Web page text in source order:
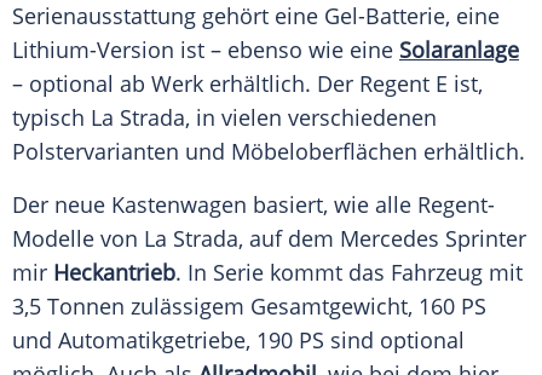
Serienausstattung gehört eine Gel-Batterie, eine
Lithium-Version ist – ebenso wie eine Solaranlage
– optional ab Werk erhältlich. Der Regent E ist,
typisch La Strada, in vielen verschiedenen
Polstervarianten und Möbeloberflächen erhältlich.
Der neue Kastenwagen basiert, wie alle Regent-
Modelle von La Strada, auf dem Mercedes Sprinter
mir Heckantrieb. In Serie kommt das Fahrzeug mit
3,5 Tonnen zulässigem Gesamtgewicht, 160 PS
und Automatikgetriebe, 190 PS sind optional